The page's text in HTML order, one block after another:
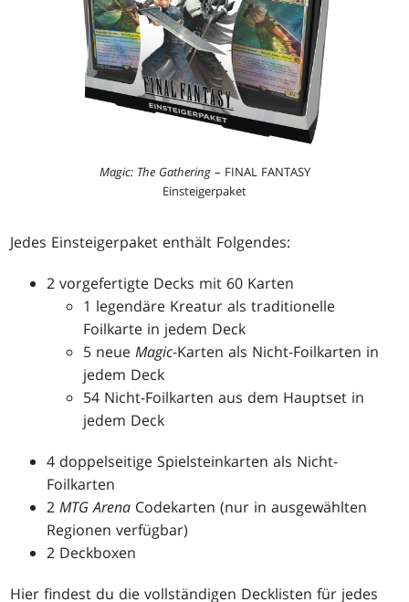
Magic: The Gathering– FINAL FANTASY
Einsteigerpaket
Jedes Einsteigerpaket enthält Folgendes:
2 vorgefertigte Decks mit 60 Karten
1 legendäre Kreatur als traditionelle
Foilkarte in jedem Deck
5 neueMagic-Karten als Nicht-Foilkarten in
jedem Deck
54 Nicht-Foilkarten aus dem Hauptset in
jedem Deck
4 doppelseitige Spielsteinkarten als Nicht-
Foilkarten
2MTG Arena Codekarten (nur in ausgewählten
Regionen verfügbar)
2 Deckboxen
Hier findest du die vollständigen Decklisten für jedes